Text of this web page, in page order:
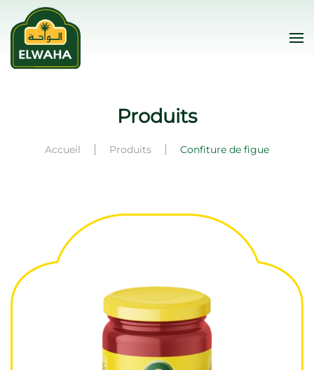
Skip to main content
Produits
Accueil Produits Confiture de figue